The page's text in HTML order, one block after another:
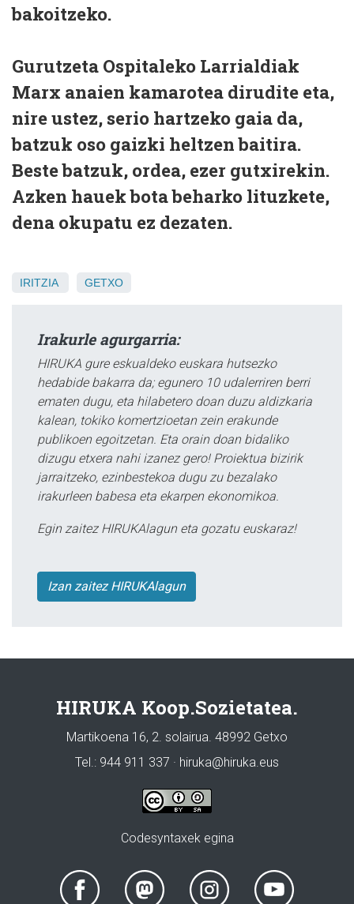
bakoitzeko.
Gurutzeta Ospitaleko Larrialdiak
Marx anaien kamarotea dirudite eta,
nire ustez, serio hartzeko gaia da,
batzuk oso gaizki heltzen baitira.
Beste batzuk, ordea, ezer gutxirekin.
Azken hauek bota beharko lituzkete,
dena okupatu ez dezaten.
IRITZIA GETXO
Irakurle agurgarria:
HIRUKA gure eskualdeko euskara hutsezko
hedabide bakarra da; egunero 10 udalerriren berri
ematen dugu, eta hilabetero doan duzu aldizkaria
kalean, tokiko komertzioetan zein erakunde
publikoen egoitzetan. Eta orain doan bidaliko
dizugu etxera nahi izanez gero! Proiektua bizirik
jarraitzeko, ezinbestekoa dugu zu bezalako
irakurleen babesa eta ekarpen ekonomikoa.
Egin zaitez HIRUKAlagun eta gozatu euskaraz!
Izan zaitez HIRUKAlagun
HIRUKA Koop.Sozietatea.
Martikoena 16, 2. solairua. 48992 Getxo
Tel.: 944 911 337 · hiruka@hiruka.eus
Codesyntaxek egina